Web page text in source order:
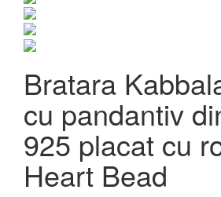
Bratara
cu pandantiv
925 placat cu
Heart Bead